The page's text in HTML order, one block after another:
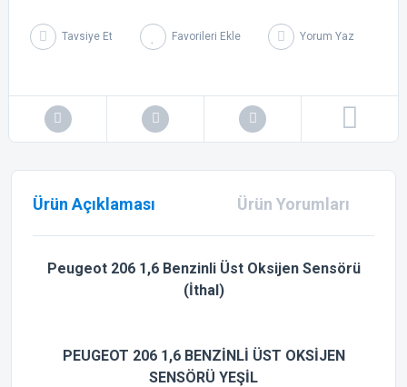
Tavsiye Et Yorum Yaz
Ürün Açıklaması Ürün Yorumları
Peugeot 206 1,6 Benzinli Üst Oksijen Sensörü
(İthal)
PEUGEOT 206 1,6 BENZİNLİ ÜST OKSİJEN
SENSÖRÜ YEŞİL